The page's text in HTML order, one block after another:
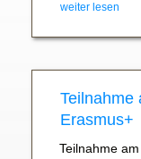
weiter lesen
Teilnahme
Erasmus+
Teilnahme